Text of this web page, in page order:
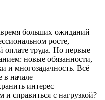
больших ожиданий
росте,
оплате труда. Но первые
новые обязанности,
и многозадачность. Всё
в начале
интерес
и справиться с нагрузкой?